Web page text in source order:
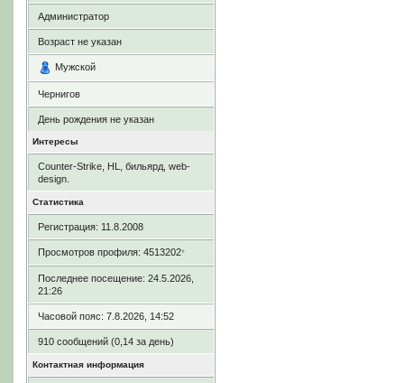
Администратор
Возраст не указан
Мужской
Чернигов
День рождения не указан
Интересы
Counter-Strike, HL, бильярд, web-
design.
Статистика
Регистрация: 11.8.2008
Просмотров профиля: 4513202*
Последнее посещение: 24.5.2026,
21:26
Часовой пояс: 7.8.2026, 14:52
910 сообщений (0,14 за день)
Контактная информация